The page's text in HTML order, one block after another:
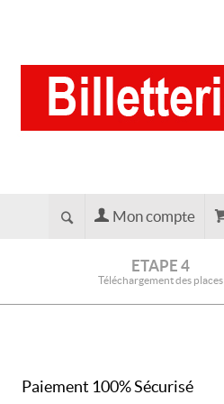
Mon compte
ETAPE 4
Téléchargement des places
Paiement 100% Sécurisé